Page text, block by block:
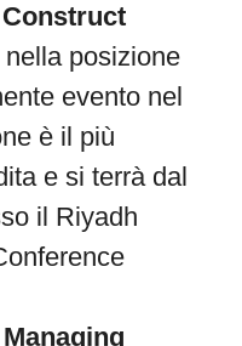
posizione
evento nel
è il più
e si terrà dal
il Riyadh